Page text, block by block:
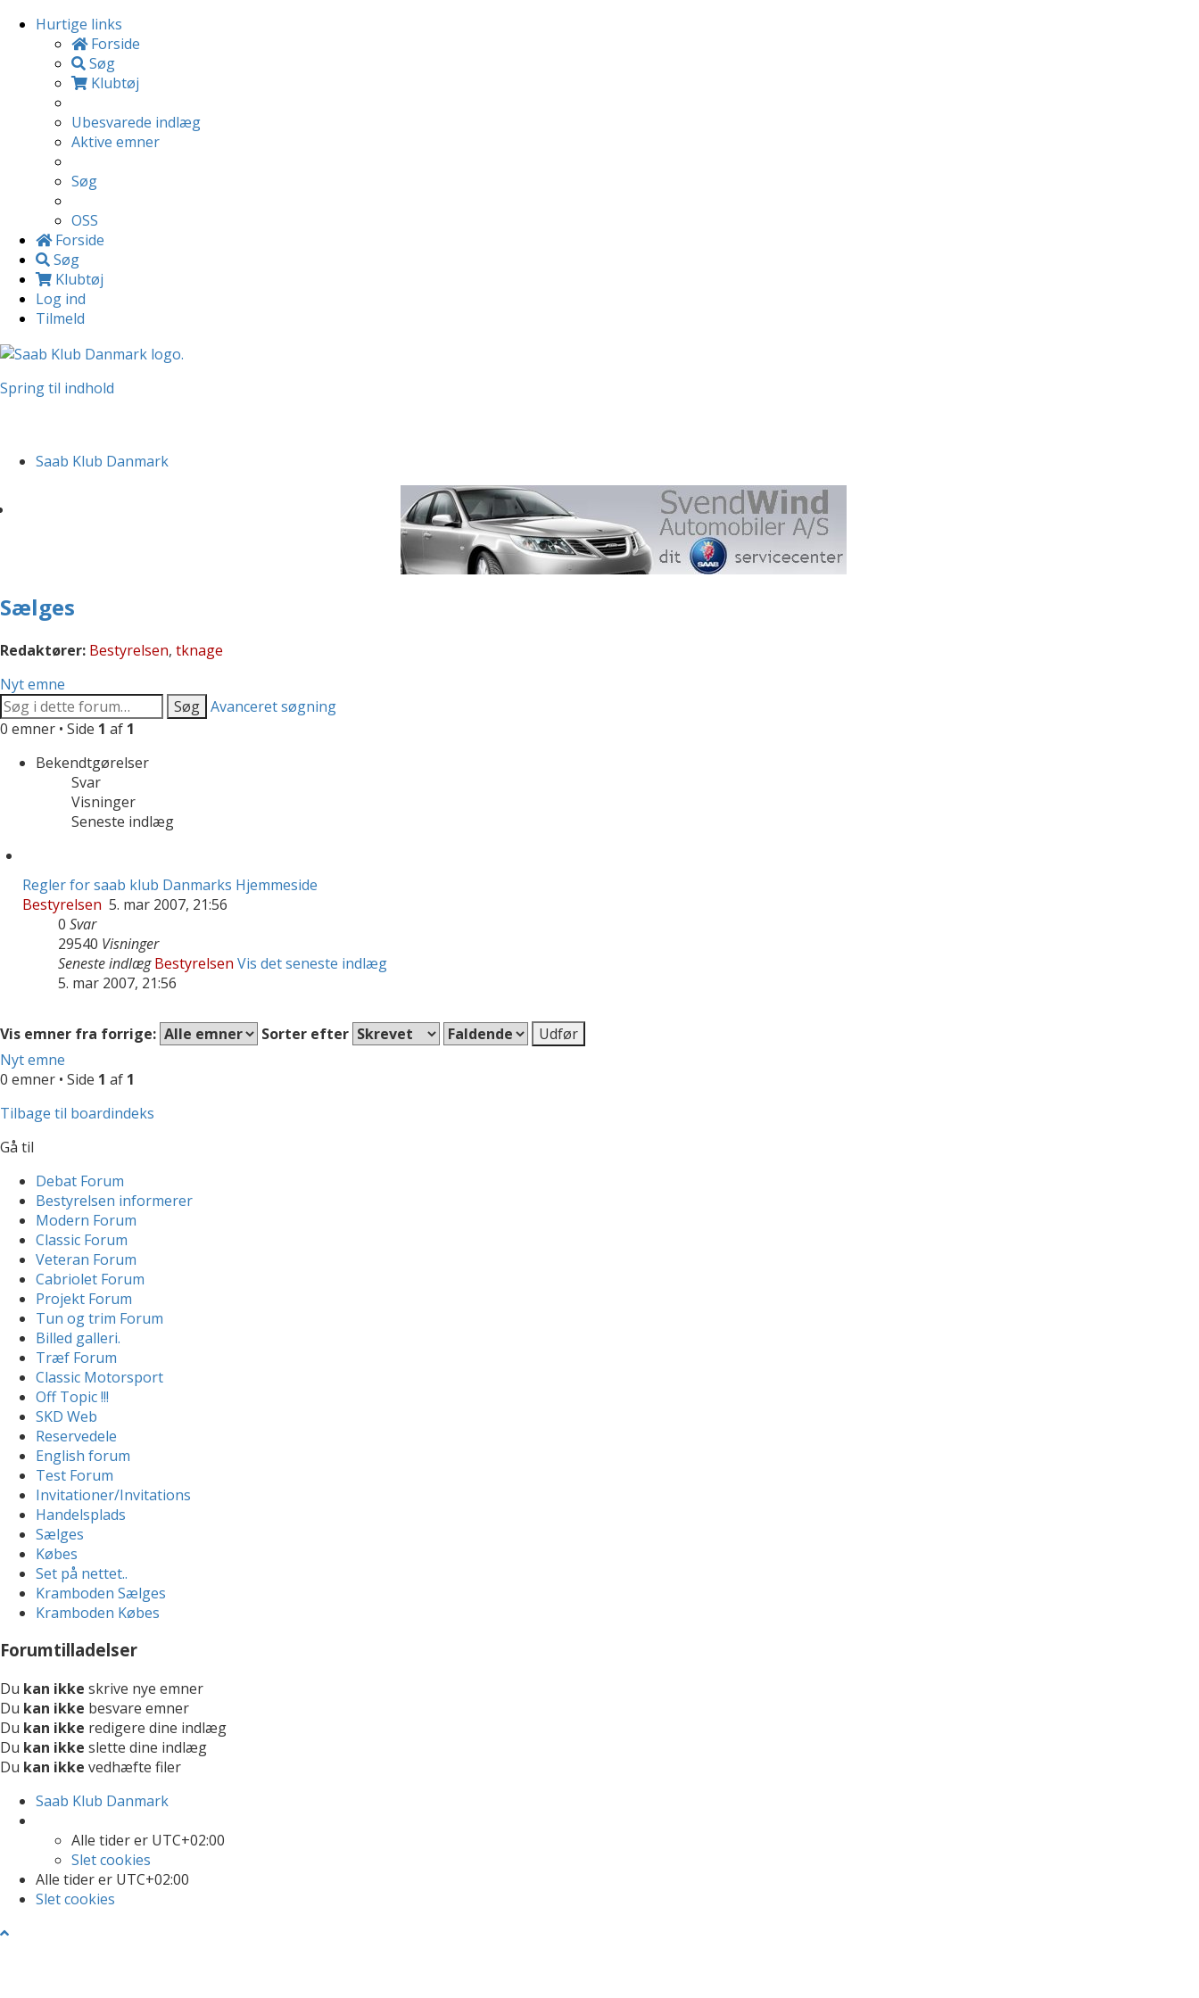
Hurtige links
Forside
Søg
Klubtøj
Ubesvarede indlæg
Aktive emner
Søg
OSS
Forside
Søg
Klubtøj
Log ind
Tilmeld
Spring til indhold
Saab Klub Danmark
Sælges
Redaktører: Bestyrelsen, tknage
Nyt emne
Søg Avanceret søgning
0 emner • Side 1 af 1
Bekendtgørelser
Svar
Visninger
Seneste indlæg
Regler for saab klub Danmarks Hjemmeside
Bestyrelsen 5. mar 2007, 21:56
0 Svar
29540 Visninger
Seneste indlægBestyrelsen Vis det seneste indlæg
5. mar 2007, 21:56
Vis emner fra forrige:
Sorter efter
Nyt emne
0 emner • Side 1 af 1
Tilbage til boardindeks
Gå til
Debat Forum
Bestyrelsen informerer
Modern Forum
Classic Forum
Veteran Forum
Cabriolet Forum
Projekt Forum
Tun og trim Forum
Billed galleri.
Træf Forum
Classic Motorsport
Off Topic !!!
SKD Web
Reservedele
English forum
Test Forum
Invitationer/Invitations
Handelsplads
Sælges
Købes
Set på nettet..
Kramboden Sælges
Kramboden Købes
Forumtilladelser
Du kan ikke skrive nye emner
Du kan ikke besvare emner
Du kan ikke redigere dine indlæg
Du kan ikke slette dine indlæg
Du kan ikke vedhæfte filer
Saab Klub Danmark
Alle tider er UTC+02:00
Slet cookies
Alle tider er UTC+02:00
Slet cookies